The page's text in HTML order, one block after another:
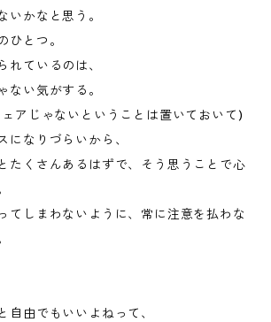
いかなと思う。
ひとつ。
れているのは、
ない気がする。
アじゃないということは置いておいて)
になりづらいから、
たくさんあるはずで、そう思うことで心
てしまわないように、常に注意を払わな
自由でもいいよねって、